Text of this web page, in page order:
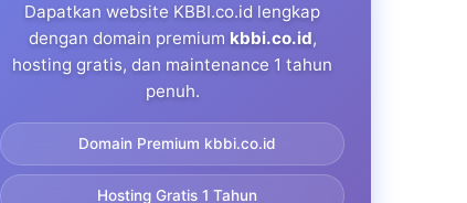
Dapatkan website KBBI.co.id lengkap
dengan domain premium kbbi.co.id,
hosting gratis, dan maintenance 1 tahun
penuh.
Domain Premium kbbi.co.id
Hosting Gratis 1 Tahun